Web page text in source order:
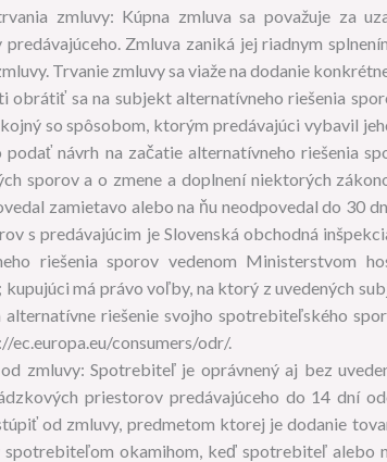
zmluvy: Kúpna zmluva sa považuje za
Zmluva zaniká jej riadnym
Trvanie zmluvy sa viaže na dodanie
obrátiť sa na subjekt alternatívneho riešenia
so spôsobom, ktorým predávajúci vybavil
návrh na začatie alternatívneho riešenia
sporov a o zmene a doplnení niektorých
zamietavo alebo na ňu neodpovedal do 30
s predávajúcim je Slovenská obchodná
riešenia sporov vedenom Ministerstvom
má právo voľby, na ktorý z uvedených
alternatívne riešenie svojho spotrebiteľského
ec.europa.eu/consumers/odr/.
zmluvy: Spotrebiteľ je oprávnený aj bez
priestorov predávajúceho do 14 dní
od zmluvy, predmetom ktorej je dodanie
spotrebiteľom okamihom, keď spotrebiteľ alebo